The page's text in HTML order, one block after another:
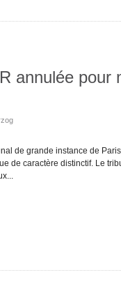
annulée pour
de grande instance de
de caractère distinctif. Le